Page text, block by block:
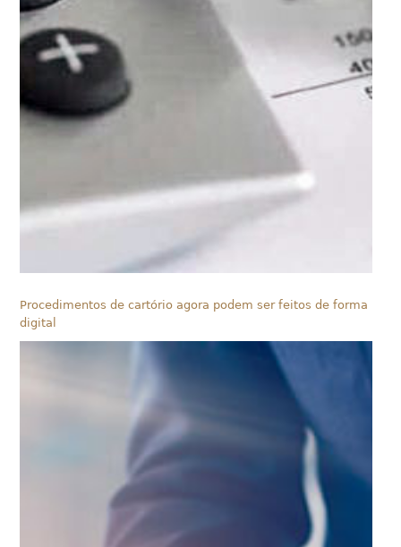
Procedimentos de cartório agora podem ser feitos de forma
digital